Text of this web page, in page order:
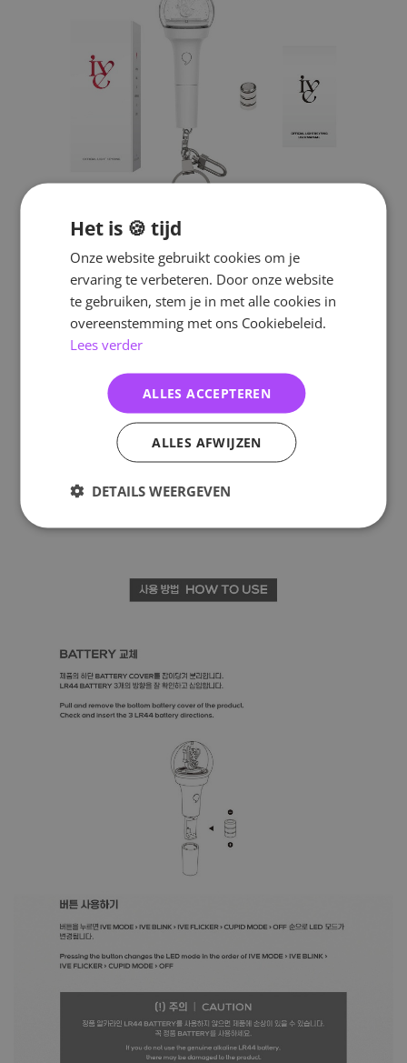
Het is 🍪 tijd
Onze website gebruikt cookies om je
ervaring te verbeteren. Door onze website
te gebruiken, stem je in met alle cookies in
overeenstemming met ons Cookiebeleid.
Lees verder
ALLES ACCEPTEREN
ALLES AFWIJZEN
DETAILS WEERGEVEN